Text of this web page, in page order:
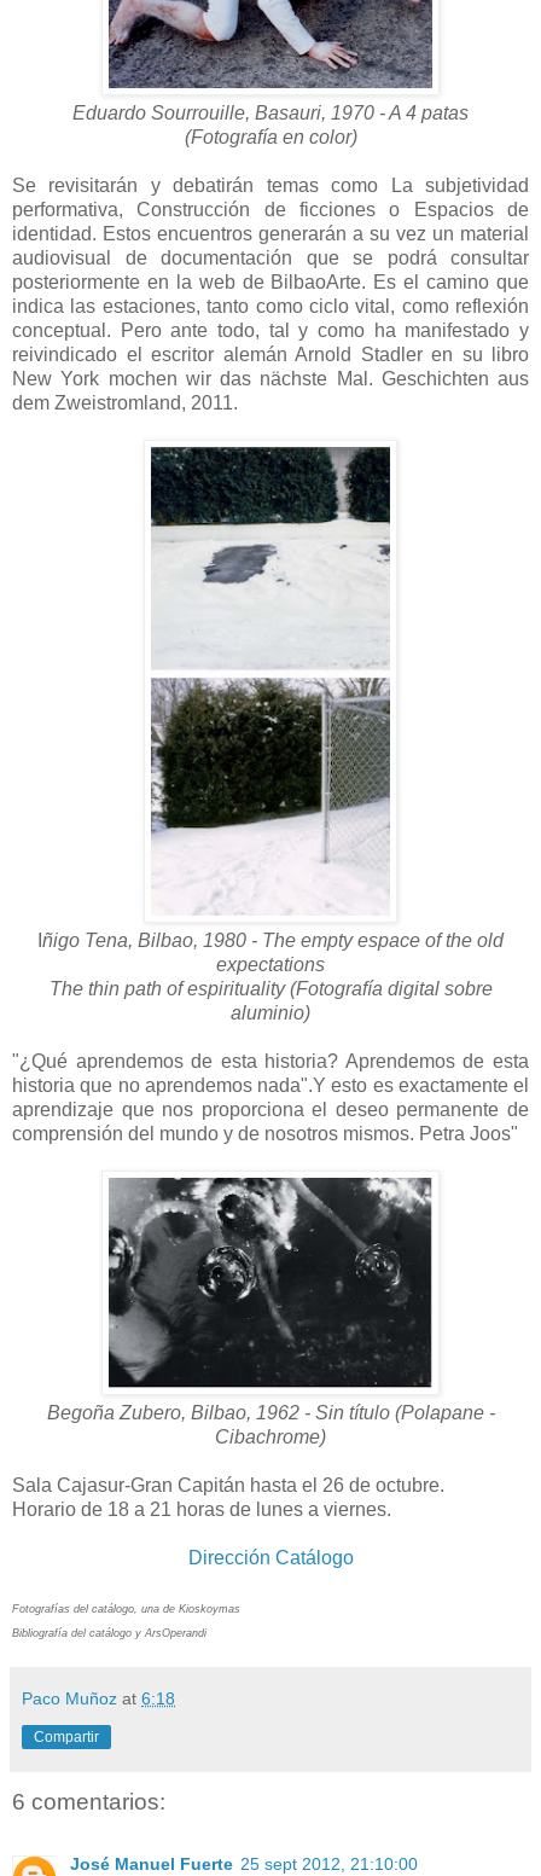
Eduardo Sourrouille, Basauri, 1970 - A 4 patas
(Fotografía en color)
Se revisitarán y debatirán temas como La subjetividad
performativa, Construcción de ficciones o Espacios de
identidad. Estos encuentros generarán a su vez un material
audiovisual de documentación que se podrá consultar
posteriormente en la web de BilbaoArte. Es el camino que
indica las estaciones, tanto como ciclo vital, como reflexión
conceptual. Pero ante todo, tal y como ha manifestado y
reivindicado el escritor alemán Arnold Stadler en su libro
New York mochen wir das nächste Mal. Geschichten aus
dem Zweistromland, 2011.
ñigo Tena, Bilbao, 1980 - The empty espace of the old
expectations
The thin path of espirituality (Fotografía digital sobre
aluminio)
"¿Qué aprendemos de esta historia? Aprendemos de esta
historia que no aprendemos nada".Y esto es exactamente el
aprendizaje que nos proporciona el deseo permanente de
comprensión del mundo y de nosotros mismos. Petra Joos"
Begoña Zubero, Bilbao, 1962 - Sin título (Polapane -
Cibachrome)
Sala Cajasur-Gran Capitán hasta el 26 de octubre.
Horario de 18 a 21 horas de lunes a viernes.
Dirección Catálogo
Fotografías del catálogo, una de Kioskoymas
Bibliografía del catálogo y ArsOperandi
Paco Muñoz at 6:18
Compartir
6 comentarios:
José Manuel Fuerte 25 sept 2012, 21:10:00